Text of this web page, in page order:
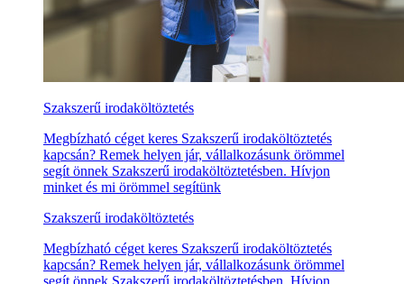
Szakszerű irodaköltöztetés
Megbízható céget keres Szakszerű irodaköltöztetés
kapcsán? Remek helyen jár, vállalkozásunk örömmel
segít önnek Szakszerű irodaköltöztetésben. Hívjon
minket és mi örömmel segítünk
Szakszerű irodaköltöztetés
Megbízható céget keres Szakszerű irodaköltöztetés
kapcsán? Remek helyen jár, vállalkozásunk örömmel